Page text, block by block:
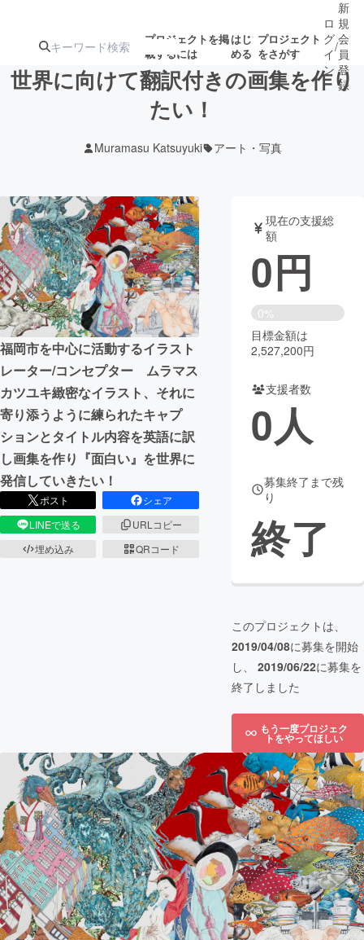
プロジェクトを掲
載するには
はじ
める
プロジェクト
をさがす
ターン
ジェクト
募集終了が近いプ
ロジェクト
アート・写真 音楽
テクノロジー・ガジェット ゲーム・サ
映像・映画 書籍・雑誌
ビジネス・起業 チャレンジ
まちづくり・地域活性化
CAMPFIRE for Social Good
CAMPFIRE Creation
CAMPFIREふるさと納税
ロ
グ
イ
ン
/
新
規
会
員
登
録
世界に向けて翻訳付きの画集を作り
たい！
Muramasu Katsuyuki アート・写真
福岡市を中心に活動するイラスト
レーター/コンセプター ムラマス
カツユキ緻密なイラスト、それに
寄り添うように練られたキャプ
ションとタイトル内容を英語に訳
し画集を作り『面白い』を世界に
発信していきたい！
ポスト
シェア
LINEで送る
URLコピー
埋め込み
QRコード
現在の支援総
額
0円
0%
目標金額は
2,527,200円
支援者数
0人
募集終了まで残
り
終了
このプロジェクトは、
2019/04/08に募集を開始
し、 2019/06/22に募集を
終了しました
もう一度プロジェク
トをやってほしい